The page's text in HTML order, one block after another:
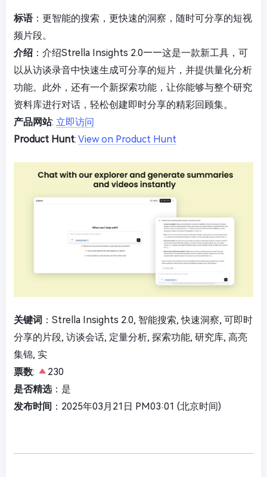
标语：更智能的搜索，更快速的洞察，随时可分享的短视
频片段。
介绍 ：介绍Strella Insights 2.0——这是一款新工具，可
以从访谈录音中快速生成可分享的短片，并提供量化分析
功能。此外，还有一个新探索功能，让你能够与整个研究
资料库进行对话，轻松创建即时分享的精彩回顾集。
产品网站: 立即访问
Product Hunt: View on Product Hunt
关键词 ：Strella Insights 2.0, 智能搜索, 快速洞察, 可即时
分享的片段, 访谈会话, 定量分析, 探索功能, 研究库, 高亮
集锦, 实
票数:
230
是否精选：是
发布时间 ：2025年03月21日 PM03:01 (北京时间)